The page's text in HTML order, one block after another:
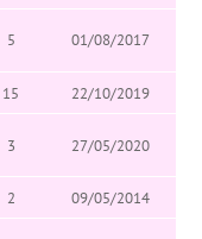
5 01/08/2017
15
22/10/2019
3 27/05/2020
2
09/05/2014